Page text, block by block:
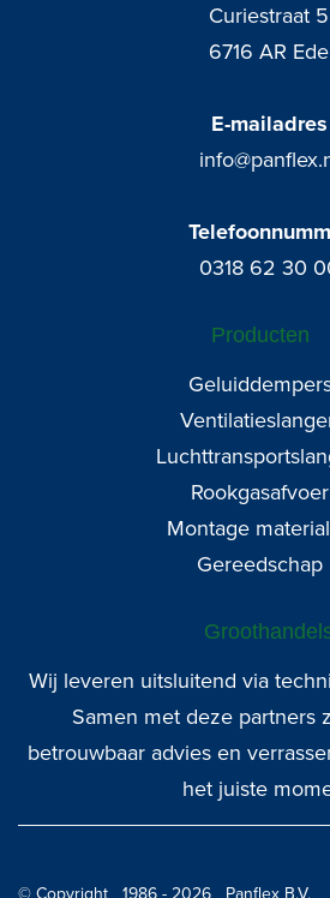
Curiestraat 5
6716 AR Ede
E-mailadres
0318 62 30
Producten
Rookgasafvoer
Montage
Gereedschap
Wij leveren uitsluitend via
Samen met deze partners
betrouwbaar advies en
het juiste